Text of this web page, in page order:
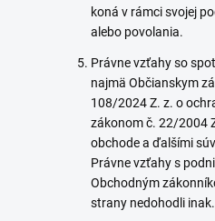
koná v rámci svojej
alebo povolania.
Právne vzťahy so
najmä Občianskym
108/2024 Z. z. o
zákonom č. 22/2004
obchode a ďalšími
Právne vzťahy s
Obchodným
strany nedohodli inak.